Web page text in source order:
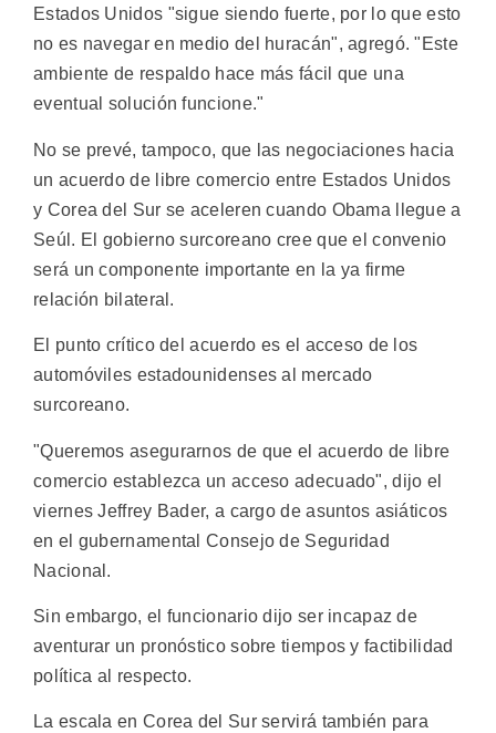
Estados Unidos "sigue siendo fuerte, por lo que esto
no es navegar en medio del huracán", agregó. "Este
ambiente de respaldo hace más fácil que una
eventual solución funcione."
No se prevé, tampoco, que las negociaciones hacia
un acuerdo de libre comercio entre Estados Unidos
y Corea del Sur se aceleren cuando Obama llegue a
Seúl. El gobierno surcoreano cree que el convenio
será un componente importante en la ya firme
relación bilateral.
El punto crítico del acuerdo es el acceso de los
automóviles estadounidenses al mercado
surcoreano.
"Queremos asegurarnos de que el acuerdo de libre
comercio establezca un acceso adecuado", dijo el
viernes Jeffrey Bader, a cargo de asuntos asiáticos
en el gubernamental Consejo de Seguridad
Nacional.
Sin embargo, el funcionario dijo ser incapaz de
aventurar un pronóstico sobre tiempos y factibilidad
política al respecto.
La escala en Corea del Sur servirá también para